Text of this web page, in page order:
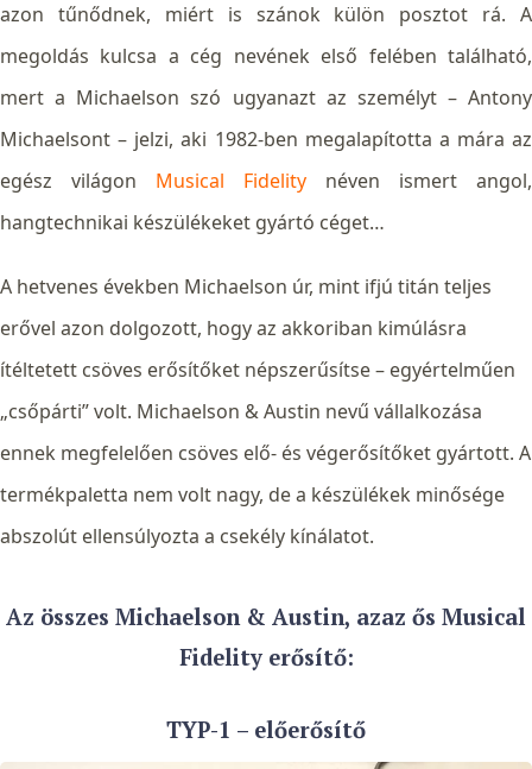
azon tűnődnek, miért is szánok külön posztot rá. A
megoldás kulcsa a cég nevének első felében található,
mert a Michaelson szó ugyanazt az személyt – Antony
Michaelsont – jelzi, aki 1982-ben megalapította a mára az
egész világon Musical Fidelity néven ismert angol,
hangtechnikai készülékeket gyártó céget…
A hetvenes években Michaelson úr, mint ifjú titán teljes
erővel azon dolgozott, hogy az akkoriban kimúlásra
ítéltetett csöves erősítőket népszerűsítse – egyértelműen
„csőpárti” volt. Michaelson & Austin nevű vállalkozása
ennek megfelelően csöves elő- és végerősítőket gyártott. A
termékpaletta nem volt nagy, de a készülékek minősége
abszolút ellensúlyozta a csekély kínálatot.
Az összes Michaelson & Austin, azaz ős Musical
Fidelity erősítő:
TYP-1 – előerősítő